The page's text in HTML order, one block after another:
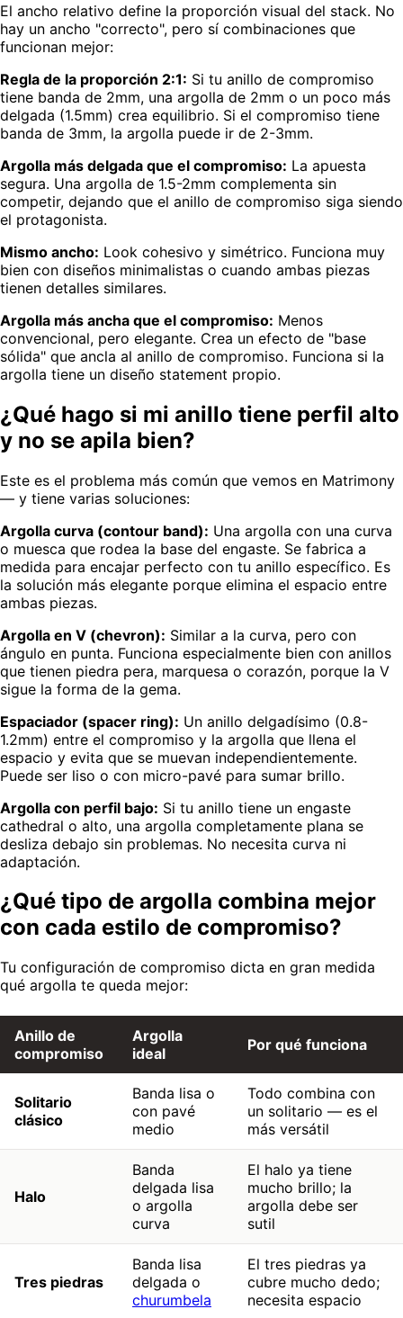
El ancho relativo define la proporción visual del stack. No
hay un ancho "correcto", pero sí combinaciones que
funcionan mejor:
Regla de la proporción 2:1: Si tu anillo de compromiso
tiene banda de 2mm, una argolla de 2mm o un poco más
delgada (1.5mm) crea equilibrio. Si el compromiso tiene
banda de 3mm, la argolla puede ir de 2-3mm.
Argolla más delgada que el compromiso: La apuesta
segura. Una argolla de 1.5-2mm complementa sin
competir, dejando que el anillo de compromiso siga siendo
el protagonista.
Mismo ancho: Look cohesivo y simétrico. Funciona muy
bien con diseños minimalistas o cuando ambas piezas
tienen detalles similares.
Argolla más ancha que el compromiso: Menos
convencional, pero elegante. Crea un efecto de "base
sólida" que ancla al anillo de compromiso. Funciona si la
argolla tiene un diseño statement propio.
¿Qué hago si mi anillo tiene perfil alto
y no se apila bien?
Este es el problema más común que vemos en Matrimony
— y tiene varias soluciones:
Argolla curva (contour band): Una argolla con una curva
o muesca que rodea la base del engaste. Se fabrica a
medida para encajar perfecto con tu anillo específico. Es
la solución más elegante porque elimina el espacio entre
ambas piezas.
Argolla en V (chevron): Similar a la curva, pero con
ángulo en punta. Funciona especialmente bien con anillos
que tienen piedra pera, marquesa o corazón, porque la V
sigue la forma de la gema.
Espaciador (spacer ring): Un anillo delgadísimo (0.8-
1.2mm) entre el compromiso y la argolla que llena el
espacio y evita que se muevan independientemente.
Puede ser liso o con micro-pavé para sumar brillo.
Argolla con perfil bajo: Si tu anillo tiene un engaste
cathedral o alto, una argolla completamente plana se
desliza debajo sin problemas. No necesita curva ni
adaptación.
¿Qué tipo de argolla combina mejor
con cada estilo de compromiso?
Tu configuración de compromiso dicta en gran medida
qué argolla te queda mejor:
Anillo de
compromiso
Argolla
ideal
Por qué funciona
Solitario
clásico
Banda lisa o
con pavé
medio
Todo combina con
un solitario — es el
más versátil
Halo
Banda
delgada lisa
o argolla
curva
El halo ya tiene
mucho brillo; la
argolla debe ser
sutil
Tres piedras
Banda lisa
delgada o
churumbela
El tres piedras ya
cubre mucho dedo;
necesita espacio